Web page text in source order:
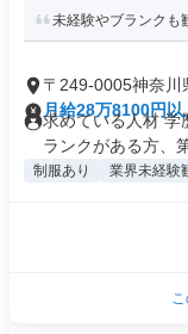
未経験やブランク
〒249-0005神奈川
月給28万8100円以
求めている人材 学
ランクがある方、
制服あり 業界未経験